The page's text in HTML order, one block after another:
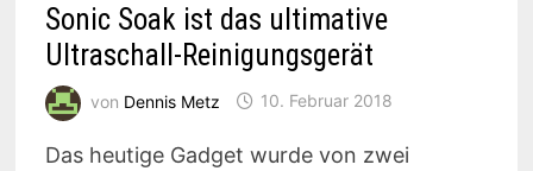
Sonic Soak ist das ultimative
Ultraschall-Reinigungsgerät
von Dennis Metz 10. Februar 2018
Das heutige Gadget wurde von zwei